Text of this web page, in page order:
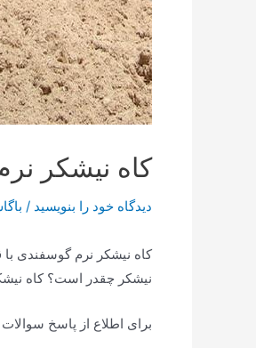
کاه نیشکر
دیدگاه‌ خود را بنویسید /
کاه نیشکر نرم گوسفندی با
نیشکر چقدر است؟ کاه
برای اطلاع از پاسخ